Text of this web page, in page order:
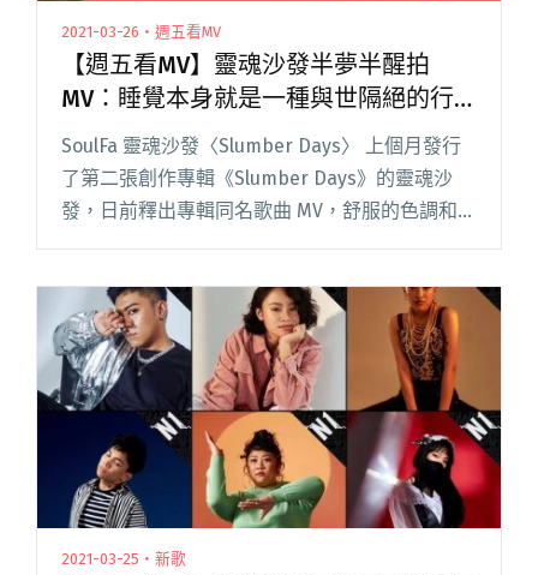
2021-03-26・週五看MV
【週五看MV】靈魂沙發半夢半醒拍
MV：睡覺本身就是一種與世隔絕的行
為
SoulFa 靈魂沙發〈Slumber Days〉 上個月發行
了第二張創作專輯《Slumber Days》的靈魂沙
發，日前釋出專輯同名歌曲 MV，舒服的色調和四
人可愛的互動就像他們的音樂般，令人在聽完以
全文 "【週五看MV】靈魂沙發半夢半醒拍MV：睡
覺本身就是一種與世隔絕的行為"
2021-03-25・新歌